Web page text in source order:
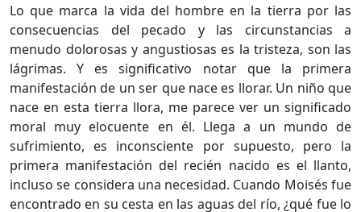
Lo que marca la vida del hombre en la tierra por las
consecuencias del pecado y las circunstancias a
menudo dolorosas y angustiosas es la tristeza, son las
lágrimas. Y es significativo notar que la primera
manifestación de un ser que nace es llorar. Un niño que
nace en esta tierra llora, me parece ver un significado
moral muy elocuente en él. Llega a un mundo de
sufrimiento, es inconsciente por supuesto, pero la
primera manifestación del recién nacido es el llanto,
incluso se considera una necesidad. Cuando Moisés fue
encontrado en su cesta en las aguas del río, ¿qué fue lo